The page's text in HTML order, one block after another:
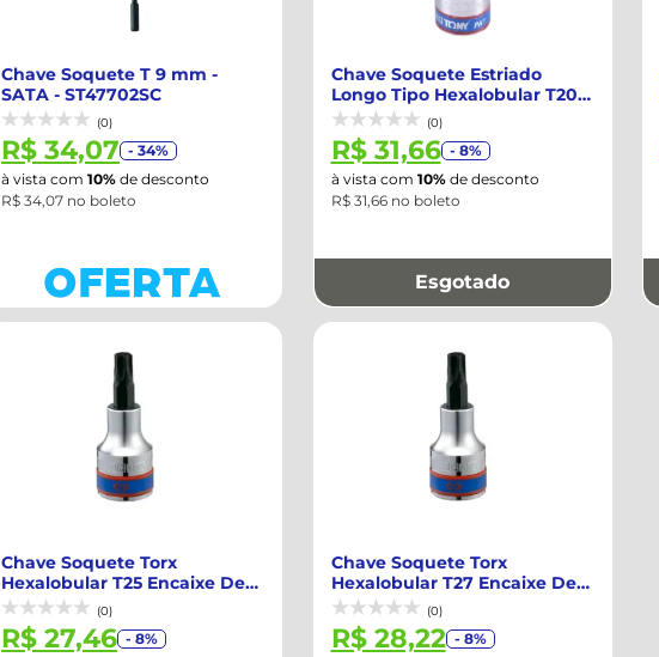
Chave Soquete T 9 mm -
SATA - ST47702SC
(0)
R$ 34,07 - 34%
à vista com 10% de desconto
R$ 34,07 no boleto
Chave Soquete Estriado
Longo Tipo Hexalobular T20
Encaixe 1/...(0)
R$ 31,66 - 8%
à vista com 10%de desconto
R$ 31,66 no boleto
Esgotado
Chave Soquete Torx
Hexalobular T25 Encaixe De
1/2'' - RAVEN-...
(0)
R$ 27,46 - 8%
Chave Soquete Torx
Hexalobular T27 Encaixe De
1/2'' - RAVEN-...
(0)
R$ 28,22 - 8%